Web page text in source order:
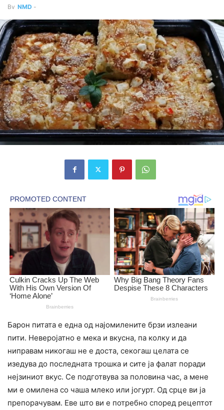
By NMD -
Барон питата е една од најомилените брзи излеани
пити. Неверојатно е мека и вкусна, па колку и да
ниправам никогаш не е доста, секогаш целата се
изедува до последната трошка и сите ја фалат поради
нејзиниот вкус. Се подготвува за половина час, а мене
ми е омилена со чаша млеко или јогурт. Од срце ви ја
препорачувам. Еве што ви е потребно според рецептот